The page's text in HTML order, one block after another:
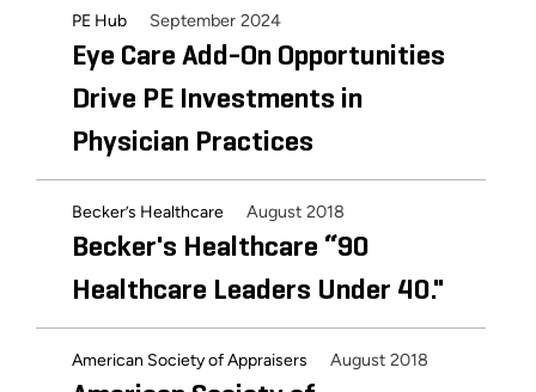
PE Hub September 2024
Eye Care Add-On Opportunities
Drive PE Investments in
Physician Practices
Becker’s Healthcare August 2018
Becker's Healthcare “90
Healthcare Leaders Under 40."
American Society of Appraisers August 2018